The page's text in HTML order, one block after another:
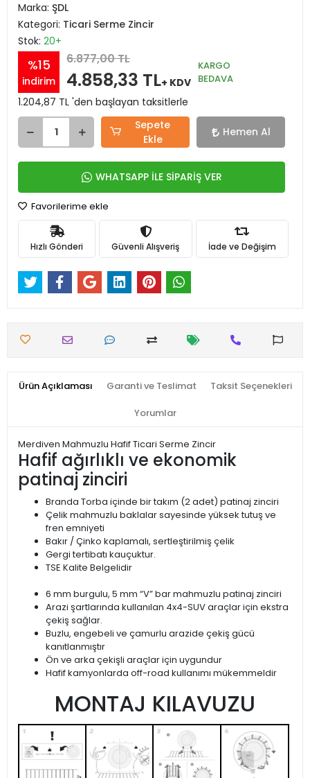
Marka: ŞDL
Kategori: Ticari Serme Zincir
Stok: 20+
%15
indirim
6.877,00 TL
4.858,33 TL+ KDV
KARGO
BEDAVA
1.204,87 TL 'den başlayan taksitlerle
Sepete
Ekle
Hemen Al
WHATSAPP İLE SİPARİŞ VER
Favorilerime ekle
Hızlı Gönderi Güvenli Alışveriş İade ve Değişim
Ürün Açıklaması Garanti ve Teslimat Taksit Seçenekleri
Yorumlar
Merdiven Mahmuzlu Hafif Ticari Serme Zincir
Hafif ağırlıklı ve ekonomik
patinaj zinciri
Branda Torba içinde bir takım (2 adet) patinaj zinciri
Çelik mahmuzlu baklalar sayesinde yüksek tutuş ve
fren emniyeti
Bakır / Çinko kaplamalı, sertleştirilmiş çelik
Gergi tertibatı kauçuktur.
TSE Kalite Belgelidir
6 mm burgulu, 5 mm “V” bar mahmuzlu patinaj zinciri
Arazi şartlarında kullanılan 4x4-SUV araçlar için ekstra
çekiş sağlar.
Buzlu, engebeli ve çamurlu arazide çekiş gücü
kanıtlanmıştır
Ön ve arka çekişli araçlar için uygundur
Hafif kamyonlarda off-road kullanımı mükemmeldir
MONTAJ KILAVUZU